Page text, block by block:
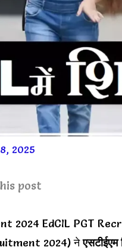
2025
post
2024 EdCIL PGT
2024) नेएसटीईएम